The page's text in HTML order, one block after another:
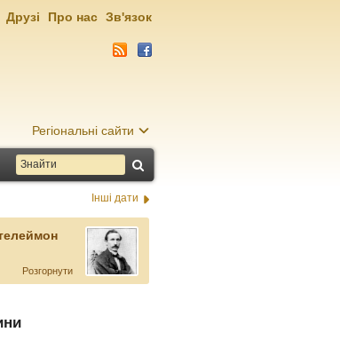
Регіональні сайти
Друзі Про нас Зв'язок
Інші дати
Розгорнути